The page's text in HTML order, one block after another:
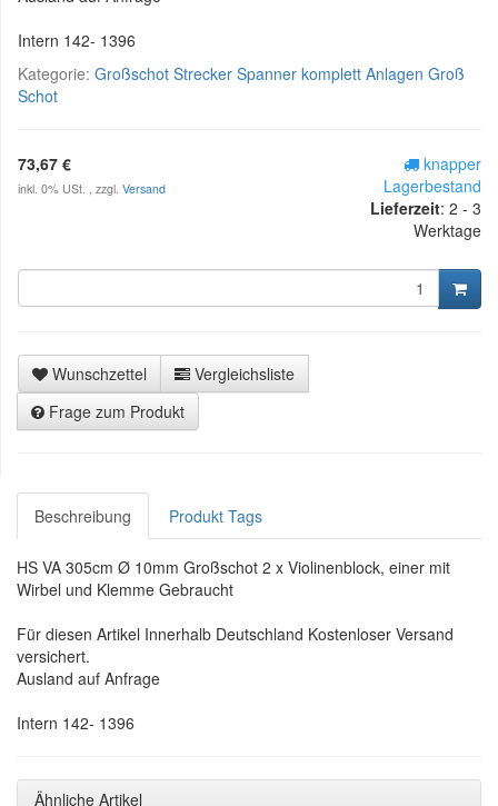
Intern 142- 1396
Kategorie: Großschot Strecker Spanner komplett Anlagen Groß
Schot
73,67 €
inkl. 0% USt. , zzgl. Versand
knapper
Lagerbestand
Lieferzeit: 2 - 3
Werktage
Wunschzettel
Vergleichsliste
Frage zum Produkt
Beschreibung Produkt Tags
HS VA 305cm Ø 10mm Großschot 2 x Violinenblock, einer mit
Wirbel und Klemme Gebraucht
Für diesen Artikel Innerhalb Deutschland Kostenloser Versand
versichert.
Ausland auf Anfrage
Intern 142- 1396
Ähnliche Artikel